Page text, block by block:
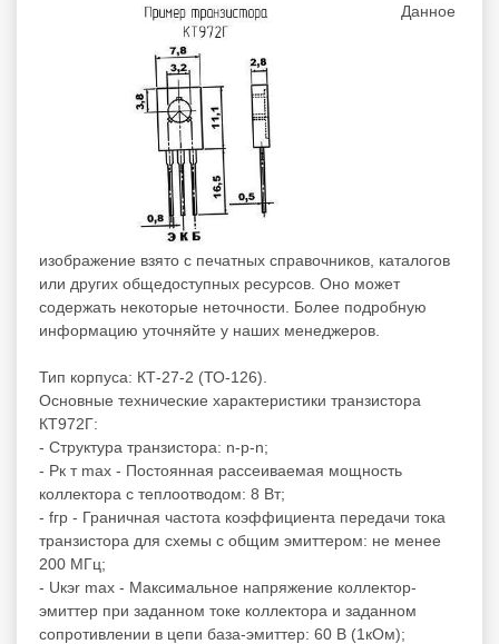
Данное
изображение взято с печатных справочников, каталогов
или других общедоступных ресурсов. Оно может
содержать некоторые неточности. Более подробную
информацию уточняйте у наших менеджеров.
Тип корпуса: КТ-27-2 (ТО-126).
Основные технические характеристики транзистора
КТ972Г:
- Структура транзистора: n-p-n;
- Рк т max - Постоянная рассеиваемая мощность
коллектора с теплоотводом: 8 Вт;
- fгр - Граничная частота коэффициента передачи тока
транзистора для схемы с общим эмиттером: не менее
200 МГц;
- Uкэr max - Максимальное напряжение коллектор-
эмиттер при заданном токе коллектора и заданном
сопротивлении в цепи база-эмиттер: 60 В (1кОм);